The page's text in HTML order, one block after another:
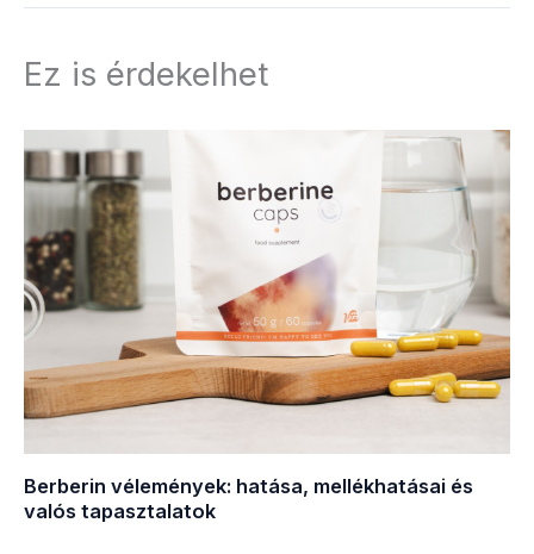
Ez is érdekelhet
Berberin vélemények: hatása, mellékhatásai és
valós tapasztalatok